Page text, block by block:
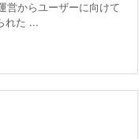
営からユーザーに向けて
れた ...